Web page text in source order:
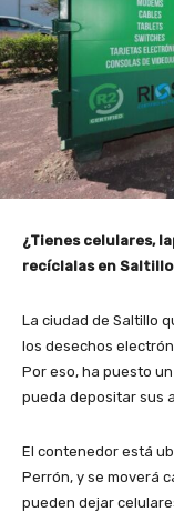
¿Tienes celulares,
recíclalas en Saltillo
La ciudad de Saltillo
los desechos
Por eso, ha puesto
pueda depositar sus
El contenedor está
Perrón, y se moverá
pueden dejar